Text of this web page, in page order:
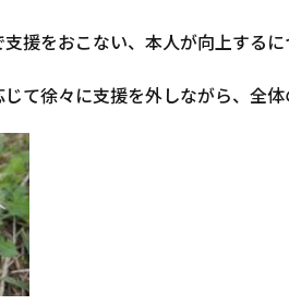
援をおこない、本人が向上するに
て徐々に支援を外しながら、全体